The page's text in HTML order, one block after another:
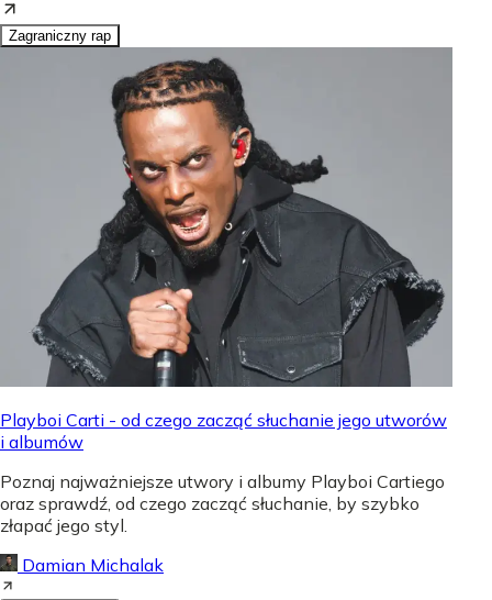
Zagraniczny rap
Playboi Carti - od czego zacząć słuchanie jego utworów
i albumów
Poznaj najważniejsze utwory i albumy Playboi Cartiego
oraz sprawdź, od czego zacząć słuchanie, by szybko
złapać jego styl.
Damian Michalak